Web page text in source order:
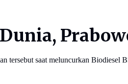
tersebut saat meluncurkan Biodiesel